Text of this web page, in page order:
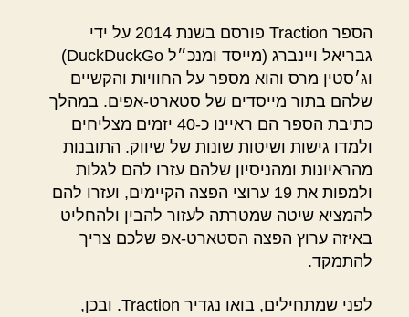
הספר Traction פורסם בשנת 2014 על ידי
גבריאל ויינברג (מייסד ומנכ״ל DuckDuckGo)
וג׳סטין מרס והוא מספר על החוויות והקשיים
שלהם בתור מייסדים של סטארט-אפים. במהלך
כתיבת הספר הם ראיינו כ-40 יזמים מצליחים
ולמדו גישות ושיטות שונות של שיווק. התובנות
מהראיונות ומהניסיון שלהם עזרו להם לגלות
ולמפות את 19 ערוצי הפצה הקיימים, ועזרו להם
להמציא שיטה שמטרתה לעזור להבין ולהחליט
באיזה ערוץ הפצה הסטארט-אפ שלכם צריך
להתמקד.
לפני שמתחילים, בואו נגדיר Traction. ובכן,